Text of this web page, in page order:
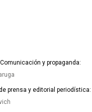
y propaganda:
prensa y editorial periodística: